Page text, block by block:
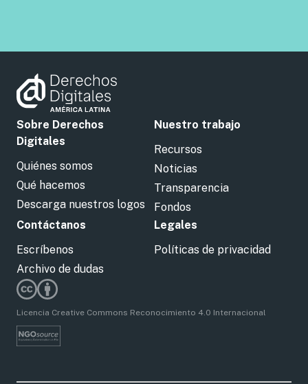
Sobre Derechos
Digitales
Quiénes somos
Qué hacemos
Descarga nuestros logos
Nuestro trabajo
Recursos
Noticias
Transparencia
Fondos
Contáctanos
Escríbenos
Archivo de dudas
Legales
Políticas de privacidad
Licencia Creative Commons Reconocimiento 4.0 Internacional